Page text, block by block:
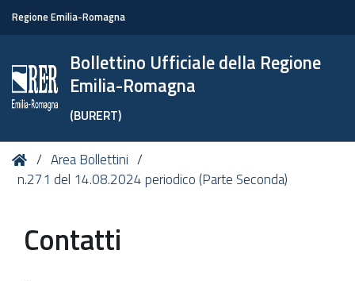
Regione Emilia-Romagna
Bollettino Ufficiale della Regione
Emilia-Romagna
(BURERT)
Tu
sei
HomeArea Bollettini
n.271 del 14.08.2024 periodico (Parte Seconda)
Contatti